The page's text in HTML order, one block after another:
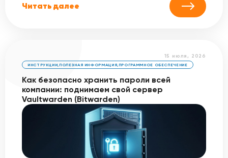
Читать далее
15 июля, 2026
ИНСТРУКЦИИ,ПОЛЕЗНАЯ ИНФОРМАЦИЯ,ПРОГРАММНОЕ ОБЕСПЕЧЕНИЕ
Как безопасно хранить пароли всей
компании: поднимаем свой сервер
Vaultwarden (Bitwarden)